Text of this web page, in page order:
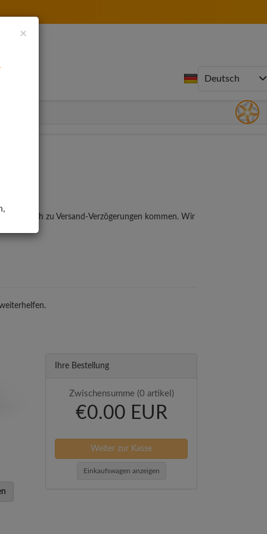
jedoch zu Versand-Verzögerungen kommen. Wir
Ihre Bestellung
Zwischensumme (0 artikel)
€0.00 EUR
Weiter zur Kasse
Einkaufswagen anzeigen
×